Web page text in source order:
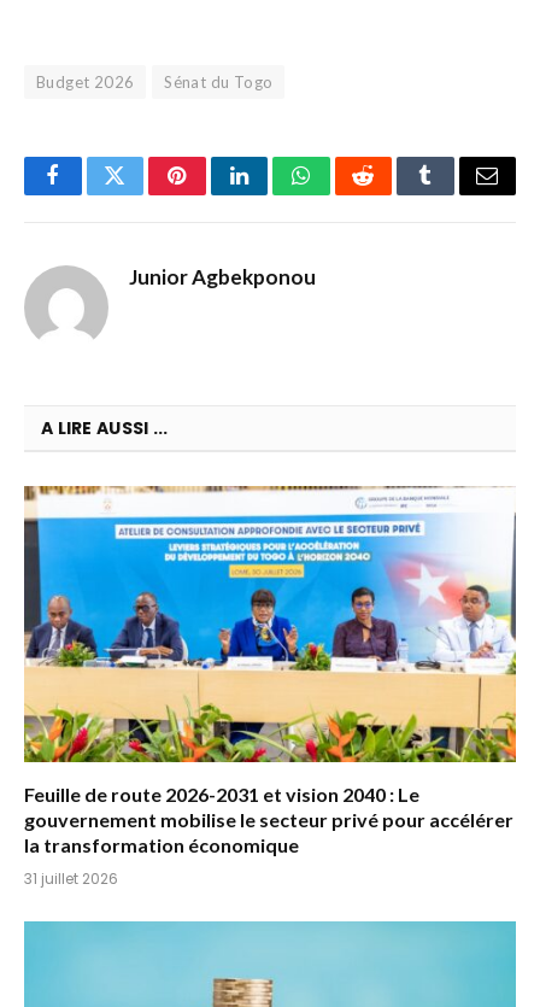
Budget 2026 Sénat du Togo
FacebookTwitterPinterestLinkedInWhatsAppRedditTumblrEmail
Junior Agbekponou
A LIRE AUSSI ...
Feuille de route 2026-2031 et vision 2040 : Le
gouvernement mobilise le secteur privé pour accélérer
la transformation économique
31 juillet 2026